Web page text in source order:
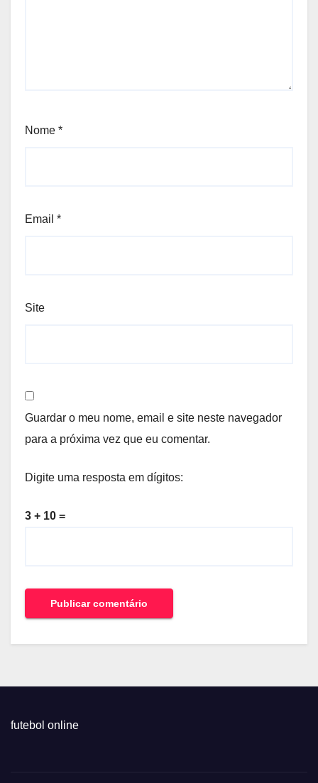
Nome *
Email *
Site
Guardar o meu nome, email e site neste navegador
para a próxima vez que eu comentar.
Digite uma resposta em dígitos:
3 + 10 =
futebol online